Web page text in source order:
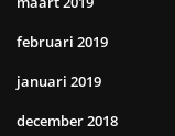
februari 2019
januari 2019
december 2018